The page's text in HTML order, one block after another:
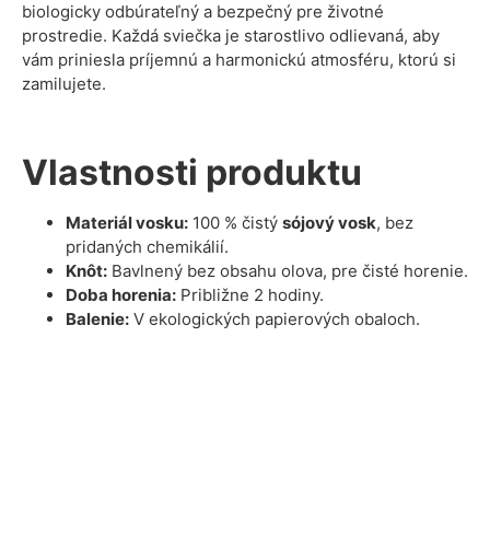
biologicky odbúrateľný a bezpečný pre životné
prostredie. Každá sviečka je starostlivo odlievaná, aby
vám priniesla príjemnú a harmonickú atmosféru, ktorú si
zamilujete.
Vlastnosti produktu
Materiál vosku: 100 % čistý sójový vosk, bez
pridaných chemikálií.
Knôt: Bavlnený bez obsahu olova, pre čisté horenie.
Doba horenia: Približne 2 hodiny.
Balenie: V ekologických papierových obaloch.